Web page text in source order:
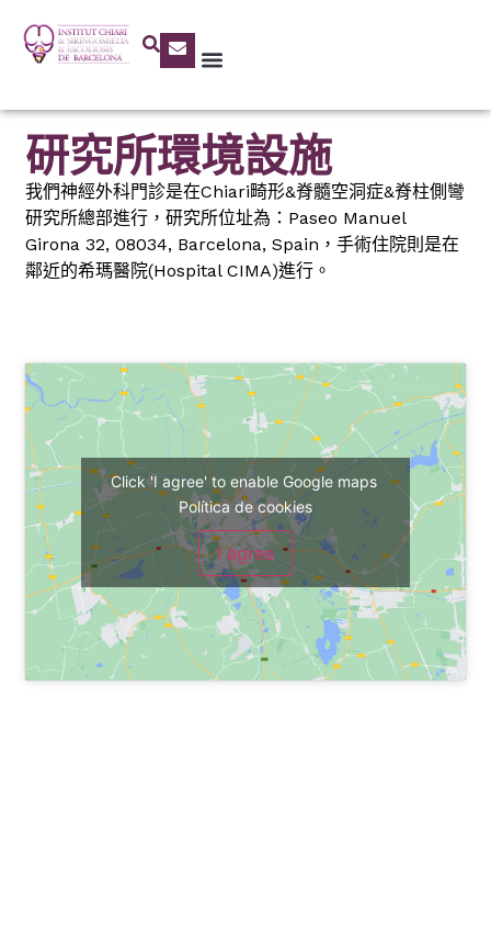
研究所環境設施
我們神經外科門診是在Chiari畸形&脊髓空洞症&脊柱側彎
研究所總部進行，研究所位址為：Paseo Manuel
Girona 32, 08034, Barcelona, Spain，手術住院則是在
鄰近的希瑪醫院(Hospital CIMA)進行。
Click 'I agree' to enable Google maps
Política de cookies
I agree